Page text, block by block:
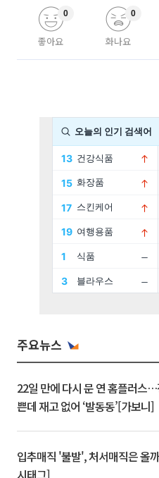
좋아요
0
화나요
0
주요뉴스
22일 만에 다시 문 연 홈플러스
쁜데 재고 없어 ‘발동동’[가보니]
입추매직 '불발', 처서매직은 올
시태그]